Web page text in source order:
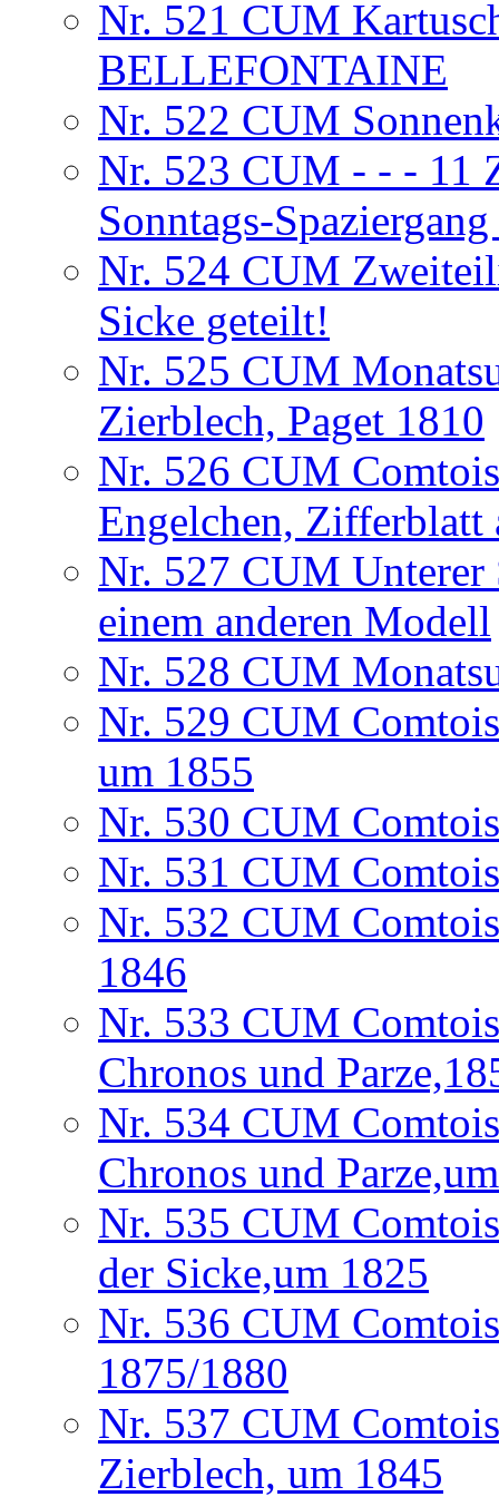
Nr. 521 CUM
BELLEFONTAINE
Nr. 522 CUM
Nr. 523 CUM - - - 11
Sonntags-
Nr. 524 CUM
Sicke geteilt!
Nr. 525 CUM
Zierblech, Paget 1810
Nr. 526 CUM
Engelchen,
Nr. 527 CUM Unterer
einem anderen Modell
Nr. 528 CUM
Nr. 529 CUM
um 1855
Nr. 530 CUM
Nr. 531 CUM
Nr. 532 CUM
1846
Nr. 533 CUM
Chronos und
Nr. 534 CUM
Chronos und
Nr. 535 CUM
der Sicke,um 1825
Nr. 536 CUM
1875/1880
Nr. 537 CUM
Zierblech, um 1845